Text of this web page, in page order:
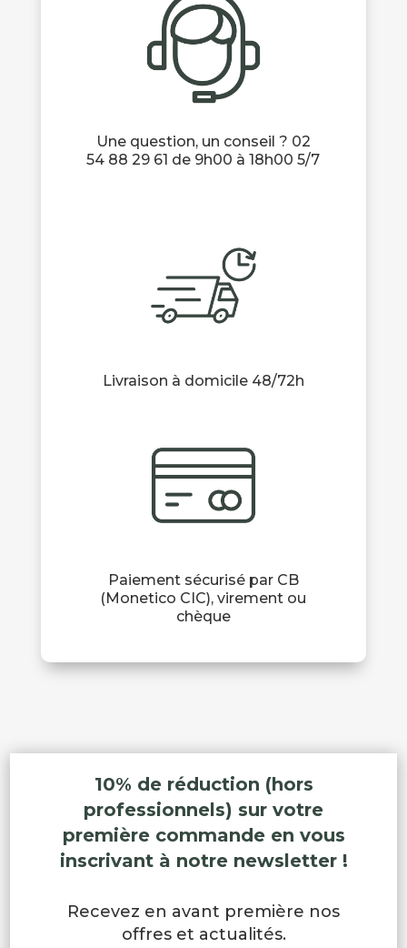
Une question, un conseil ? 02
54 88 29 61 de 9h00 à 18h00 5/7
Livraison à domicile 48/72h
Paiement sécurisé par CB
(Monetico CIC), virement ou
chèque
10% de réduction (hors
professionnels) sur votre
première commande en vous
inscrivant à notre newsletter !
Recevez en avant première nos
offres et actualités.